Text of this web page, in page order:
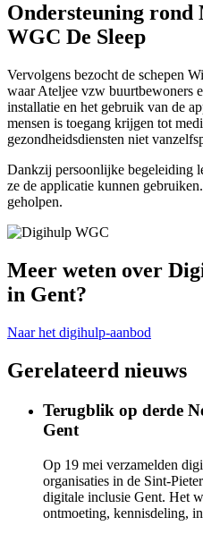
Ondersteuning
WGC De Sleep
Vervolgens bezocht de schepen
waar Ateljee vzw buurtbewoners
installatie en het gebruik van de
mensen is toegang krijgen tot
gezondheidsdiensten niet
Dankzij persoonlijke begeleiding
ze de applicatie kunnen
geholpen.
Meer weten over
in Gent?
Naar het digihulp-aanbod
Gerelateerd nieuws
Terugblik op derde
Gent
Op 19 mei verzamelden
organisaties in de Sint-
digitale inclusie Gent. Het
ontmoeting, kennisdeling,